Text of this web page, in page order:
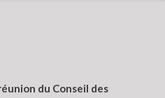
du Conseil des